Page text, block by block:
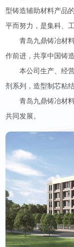
型铸造辅助材料产品
平而努力，是集科、
青岛九鼎铸冶材
作前进，共享中国铸
本公司生产、经
剂系列，造型制芯粘
青岛九鼎铸冶材
共同发展。